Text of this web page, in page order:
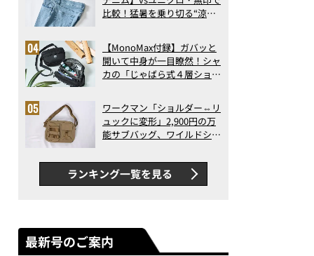
比較！猛暑を乗り切る“涼感
で決定版
【MonoMax付録】ガバッと
開いて中身が一目瞭然！シャ
カの「じゃばら式４層ショル
った！
ワークマン「ショルダー⇔リ
ュックに変形」2,900円の万
能サブバッグ、ワイルドシン
録…ほか【休日バッグの人気
記事ランキングベスト3】
（2026年6月版）
ランキング一覧を見る
最新号のご案内